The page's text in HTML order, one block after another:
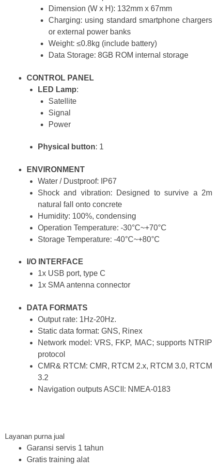
Dimension (W x H): 132mm x 67mm
Charging: using standard smartphone chargers
or external power banks
Weight: ≤0.8kg (include battery)
Data Storage: 8GB ROM internal storage
CONTROL PANEL
LED Lamp:
Satellite
Signal
Power
Physical button: 1
ENVIRONMENT
Water / Dustproof: IP67
Shock and vibration: Designed to survive a 2m
natural fall onto concrete
Humidity: 100%, condensing
Operation Temperature: -30°C~+70°C
Storage Temperature: -40°C~+80°C
I/O INTERFACE
1x USB port, type C
1x SMA antenna connector
DATA FORMATS
Output rate: 1Hz-20Hz.
Static data format: GNS, Rinex
Network model: VRS, FKP, MAC; supports NTRIP
protocol
CMR& RTCM: CMR, RTCM 2.x, RTCM 3.0, RTCM
3.2
Navigation outputs ASCII: NMEA-0183
Layanan purna jual
Garansi servis 1 tahun
Gratis training alat